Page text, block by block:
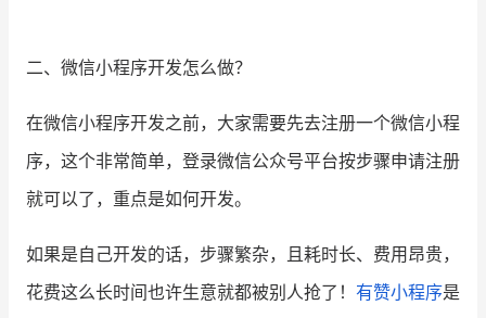
二、微信小程序开发怎么做？
在微信小程序开发之前，大家需要先去注册一个微信小程
序，这个非常简单，登录微信公众号平台按步骤申请注册
就可以了，重点是如何开发。
如果是自己开发的话，步骤繁杂，且耗时长、费用昂贵，
花费这么长时间也许生意就都被别人抢了！ 有赞小程序是